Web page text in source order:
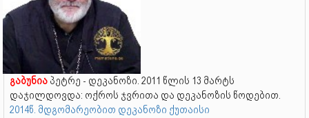
გაბუნია პეტრე - დეკანოზი. 2011 წლის 13 მარტს
დაჯილდოვდა: ოქროს ჯვრითა და დეკანოზის წოდებით.
2014წ. მდგომარეობით დეკანოზი ქუთაისი